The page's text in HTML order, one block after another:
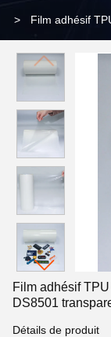
> Film adhésif
Film adhésif
DS8501
Détails de produit